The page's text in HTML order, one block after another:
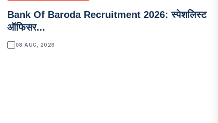
Bank Of Baroda Recruitment 2026: स्पेशलिस्ट
ऑफिसर...
08 AUG, 2026